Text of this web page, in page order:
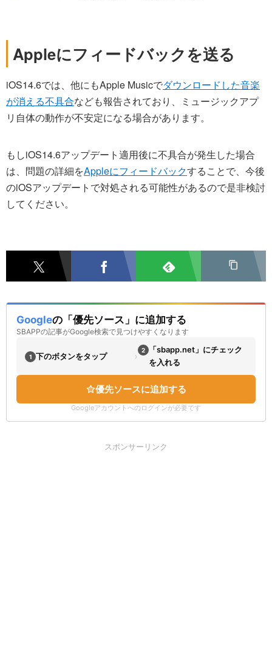
Appleにフィードバックを送る
iOS14.6では、他にもApple Musicでダウンロードした音楽
が消える不具合なども報告されており、ミュージックアプ
リ自体の動作が不安定になる場合があります。
もしiOS14.6アップデート適用後に不具合が発生した場合
は、問題の詳細をAppleにフィードバックすることで、今後
のiOSアップデートで対処される可能性があるので是非検討
してください。
Googleの「優先ソース」に追加する
SBAPPの記事がGoogle検索で見つけやすくなります
1 下のボタンをタップ › 2
「sbapp.net」にチェック
を入れる
優先ソースに追加する
Googleアカウントへのログインが必要です
スポンサーリンク